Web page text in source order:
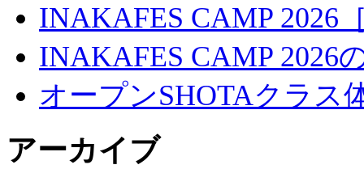
INAKAFES CAMP 2026
INAKAFES CAMP 2026
オープンSHOTAクラス
アーカイブ